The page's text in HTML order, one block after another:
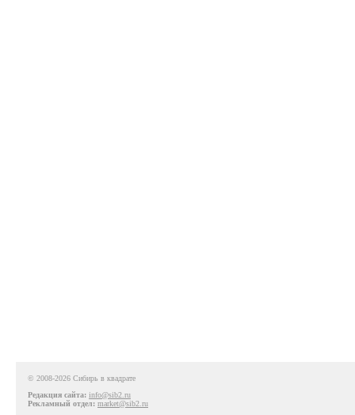
© 2008-2026 Сибирь в квадрате
Редакция сайта: info@sib2.ru
Рекламный отдел: market@sib2.ru